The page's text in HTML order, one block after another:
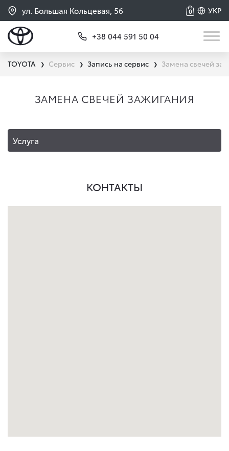
ул. Большая Кольцевая, 56 УКР
0
+38 044 591 50 04
TOYOTA ❯ Сервис ❯ Запись на сервис ❯ Замена свечей
ЗАМЕНА СВЕЧЕЙ ЗАЖИГАНИЯ
Услуга
КОНТАКТЫ